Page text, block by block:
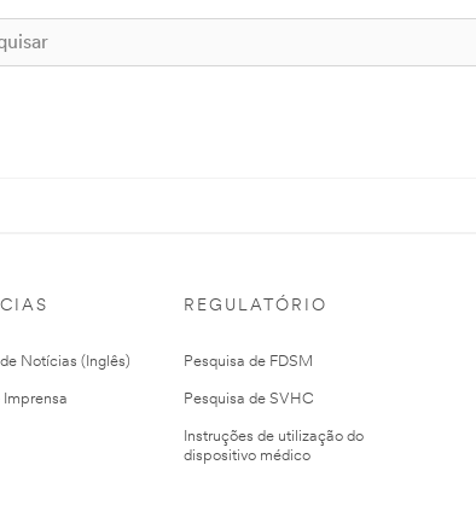
Notícias (Inglês)
Imprensa
REGULATÓRIO
Pesquisa de FDSM
Pesquisa de SVHC
Instruções de utilização do
dispositivo médico